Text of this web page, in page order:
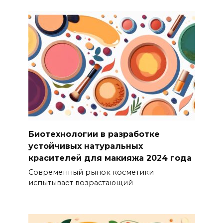
Биотехнологии в разработке
устойчивых натуральных
красителей для макияжа 2024 года
Современный рынок косметики
испытывает возрастающий